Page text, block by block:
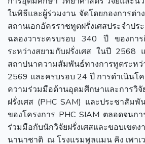
ในพิธีและผู้ร่วมงาน จัดโดยกองการต่า
สถานเอกอัครราชทูตฝรั่งเศสประจำ
ฉลองวาระครบรอบ 340 ปี ของการ
ระหว่างสยามกับฝรั่งเศส ในปี
สถาปนาความสัมพันธ์ทางการทูตระหว่
2569 และครบรอบ 24 ปี การดำเนินโ
ความร่วมมือด้านอุดมศึกษาและกา
ฝรั่งเศส (PHC SAM) และประชาสัมพั
ของโครงการ PHC SIAM ตลอดจนกา
ร่วมมือกับนักวิจัยฝรั่งเศสและขอบเขตง
นานาชาติ ณ โรงแรมพูลแมน คิง เพาเ